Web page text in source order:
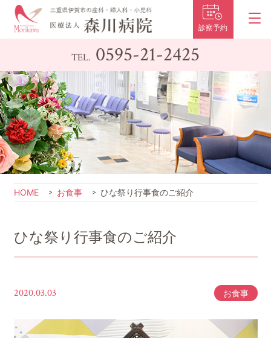
診察予約
TEL. 0595-21-2425
HOME お食事 ひな祭り行事食のご紹介
ひな祭り行事食のご紹介
2020.03.03 お食事